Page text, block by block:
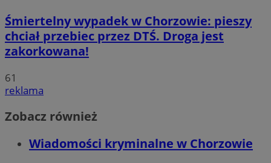
Śmiertelny wypadek w Chorzowie: pieszy
chciał przebiec przez DTŚ. Droga jest
zakorkowana!
61
reklama
Zobacz również
Wiadomości kryminalne w Chorzowie